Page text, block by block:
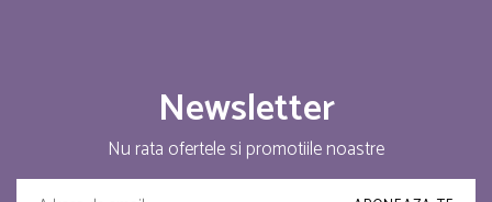
Newsletter
Nu rata ofertele si promotiile noastre